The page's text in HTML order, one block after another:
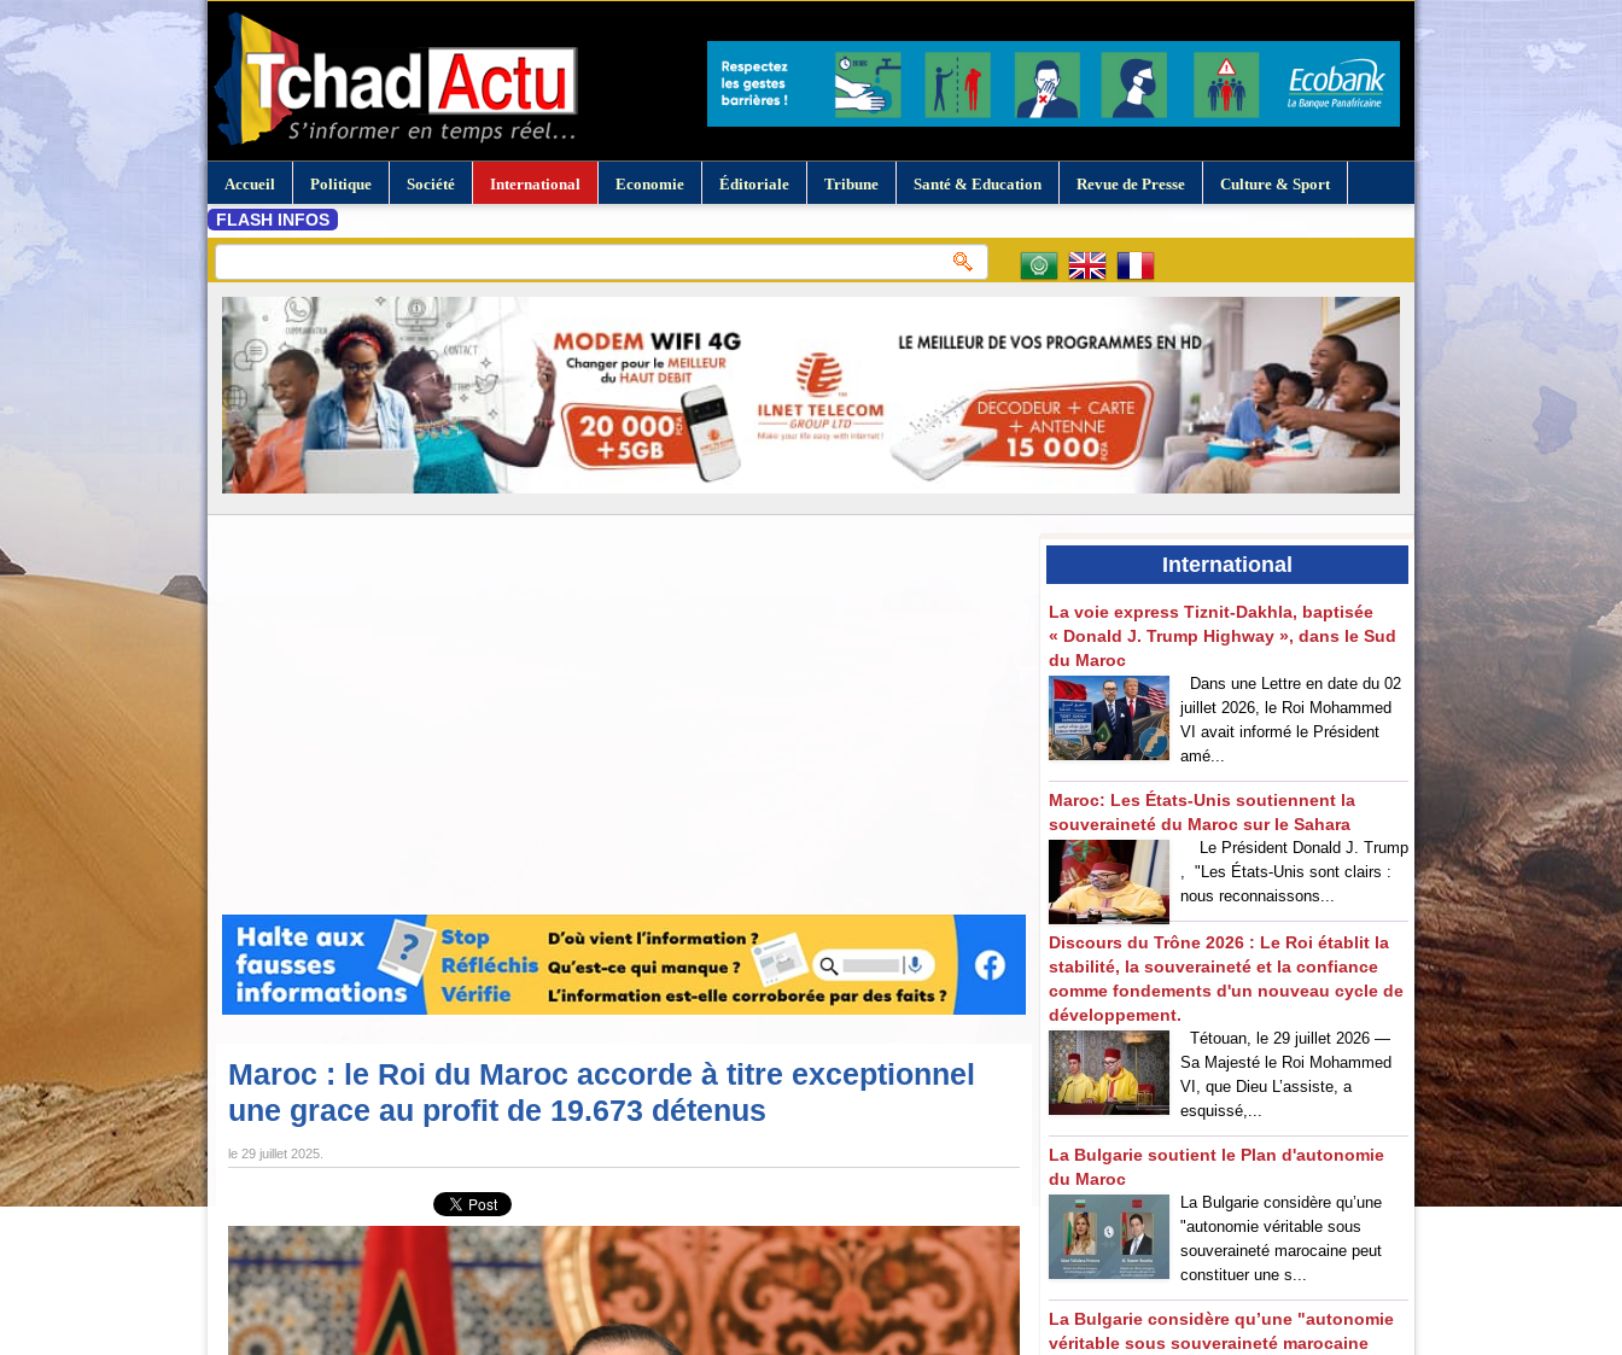
Accueil Politique Société International Economie Éditoriale Tribune Santé & Education Revue de Presse Culture & Sport
FLASH INFOS
Maroc : le Roi du Maroc accorde à titre exceptionnel
une grace au profit de 19.673 détenus
le 29 juillet 2025
International
La voie express Tiznit-Dakhla, baptisée
« Donald J. Trump Highway », dans le Sud
du Maroc
Dans une Lettre en date du 02
juillet 2026, le Roi Mohammed
VI avait informé le Président
amé...
Maroc: Les États-Unis soutiennent la
souveraineté du Maroc sur le Sahara
Le Président Donald J. Trump
, "Les États-Unis sont clairs :
nous reconnaissons...
Discours du Trône 2026 : Le Roi établit la
stabilité, la souveraineté et la confiance
comme fondements d'un nouveau cycle de
développement.
Tétouan, le 29 juillet 2026 —
Sa Majesté le Roi Mohammed
VI, que Dieu L’assiste, a
esquissé,...
La Bulgarie soutient le Plan d'autonomie
du Maroc
La Bulgarie considère qu’une
"autonomie véritable sous
souveraineté marocaine peut
constituer une s...
La Bulgarie considère qu’une "autonomie
véritable sous souveraineté marocaine